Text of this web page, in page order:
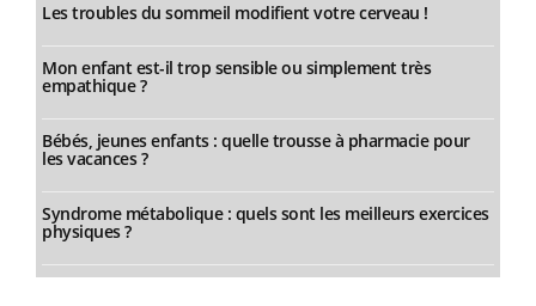
Les troubles du sommeil modifient votre cerveau !
Mon enfant est-il trop sensible ou simplement très
empathique ?
Bébés, jeunes enfants : quelle trousse à pharmacie pour
les vacances ?
Syndrome métabolique : quels sont les meilleurs exercices
physiques ?